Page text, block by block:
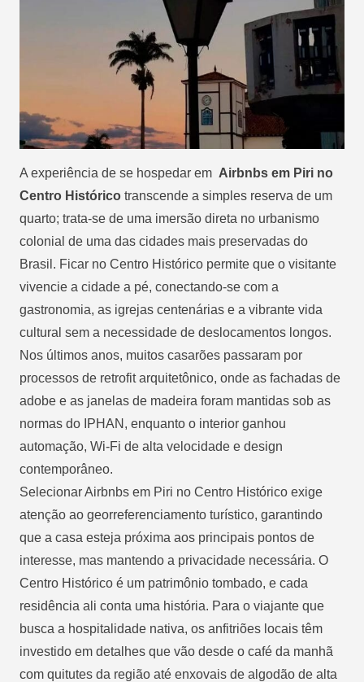
A experiência de se hospedar em Airbnbs em Piri no
Centro Histórico transcende a simples reserva de um
quarto; trata-se de uma imersão direta no urbanismo
colonial de uma das cidades mais preservadas do
Brasil. Ficar no Centro Histórico permite que o visitante
vivencie a cidade a pé, conectando-se com a
gastronomia, as igrejas centenárias e a vibrante vida
cultural sem a necessidade de deslocamentos longos.
Nos últimos anos, muitos casarões passaram por
processos de retrofit arquitetônico, onde as fachadas de
adobe e as janelas de madeira foram mantidas sob as
normas do IPHAN, enquanto o interior ganhou
automação, Wi-Fi de alta velocidade e design
contemporâneo.
Selecionar Airbnbs em Piri no Centro Histórico exige
atenção ao georreferenciamento turístico, garantindo
que a casa esteja próxima aos principais pontos de
interesse, mas mantendo a privacidade necessária. O
Centro Histórico é um patrimônio tombado, e cada
residência ali conta uma história. Para o viajante que
busca a hospitalidade nativa, os anfitriões locais têm
investido em detalhes que vão desde o café da manhã
com quitutes da região até enxovais de algodão de alta